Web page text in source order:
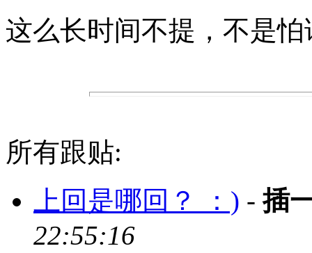
这么长时间不提，不是
所有跟贴:
上回是哪回？ ：) -插
22:55:16